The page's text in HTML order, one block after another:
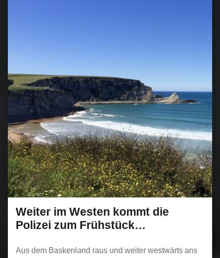
Weiter im Westen kommt die
Polizei zum Frühstück…
Aus dem Baskenland raus und weiter westwärts ans